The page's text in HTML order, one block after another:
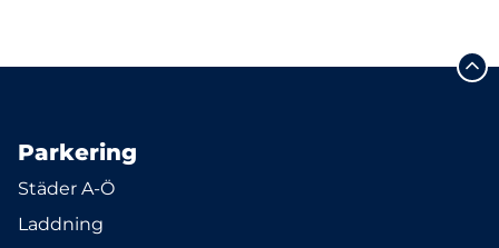
Parkering
Städer A-Ö
Laddning